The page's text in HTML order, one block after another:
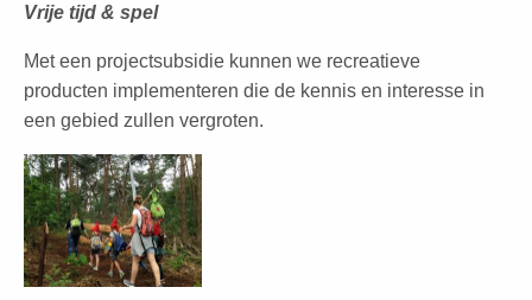
Vrije tijd & spel
Met een projectsubsidie kunnen we recreatieve
producten implementeren die de kennis en interesse in
een gebied zullen vergroten.